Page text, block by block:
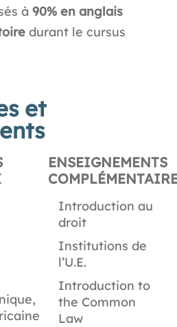
à 90% en anglais
durant le cursus
et
ENSEIGNEMENTS
Introduction au
droit
Institutions de
l’U.E.
Introduction to
the Common
Law